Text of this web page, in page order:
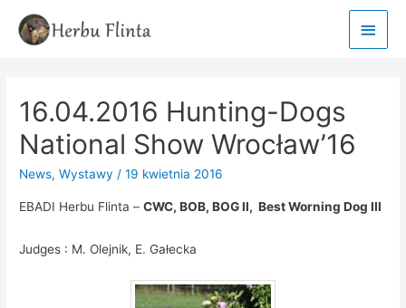
Main
16.04.2016 Hunting-Dogs
National Show Wrocław’16
News,Wystawy /19 kwietnia 2016
EBADI Herbu Flinta –CWC, BOB, BOG II, Best Worning Dog III
Judges : M. Olejnik, E. Gałecka